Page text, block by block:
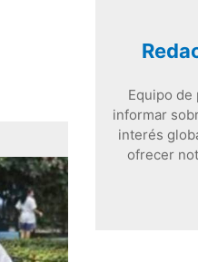
Equipo
informar
interés
ofrecer